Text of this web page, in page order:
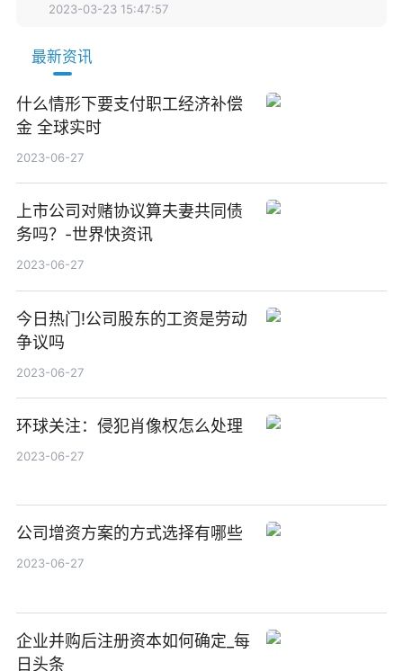
2023-03-23 15:47:57
最新资讯
什么情形下要支付职工经济补偿
金 全球实时
2023-06-27
上市公司对赌协议算夫妻共同债
务吗？-世界快资讯
2023-06-27
今日热门!公司股东的工资是劳动
争议吗
2023-06-27
环球关注：侵犯肖像权怎么处理
2023-06-27
公司增资方案的方式选择有哪些
2023-06-27
企业并购后注册资本如何确定_每
日头条